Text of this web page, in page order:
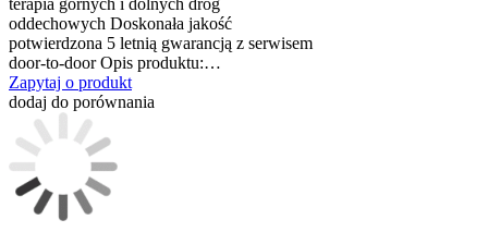
oddechowych Doskonała jakość
potwierdzona 5 letnią gwarancją z serwisem
door-to-door Opis produktu:…
Zapytaj o produkt
dodaj do porównania